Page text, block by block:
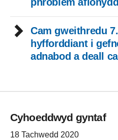
Cam gweithredu
hyfforddiant i
adnabod a deall
Cyhoeddwyd gyntaf
18 Tachwedd 2020